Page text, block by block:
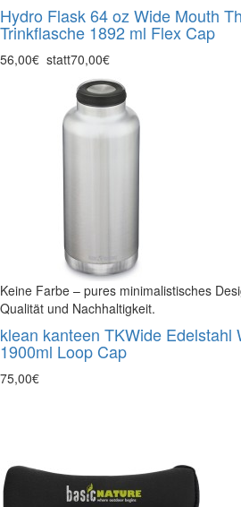
Hydro Flask 64 oz Wide Mouth
Trinkflasche 1892 ml Flex Cap
56,00€ statt70,00€
Keine Farbe – pures minimalistisches
Qualität und Nachhaltigkeit.
klean kanteen TKWide Edelstahl
1900ml Loop Cap
75,00€